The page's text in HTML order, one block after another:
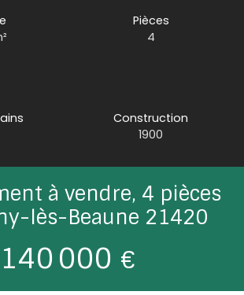
Pièces
4
Construction
1900
à vendre, 4 pièces
lès-Beaune 21420
140 000 €